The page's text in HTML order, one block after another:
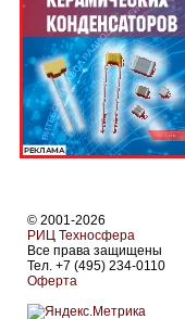
© 2001-2026
РИЦ Техносфера
Все права защищены
Тел. +7 (495) 234-0110
Оферта